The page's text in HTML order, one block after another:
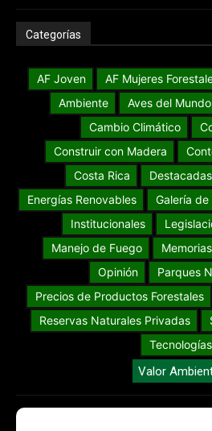
Categorías
AF Joven AF Mujeres
Ambiente
Aves del Mundo
Cambio Climático
Construir con Madera
Costa Rica
Destacadas
Energías Renovables
Galería
Institucionales
Manejo de Fuego
Opinión
Parques
Precios de Productos Forestales
Reservas Naturales Privadas
Tecnologías
Valor